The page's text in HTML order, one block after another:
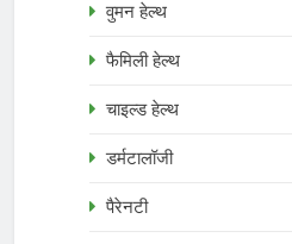
वुमन हेल्थ
फैमिली हेल्थ
चाइल्ड हेल्थ
डर्मटालॉजी
पैरेनटी